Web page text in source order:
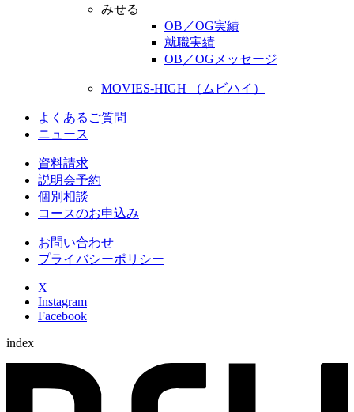
みせる
OB／OG実績
就職実績
OB／OGメッセージ
MOVIES-HIGH （ムビハイ）
よくあるご質問
ニュース
資料請求
説明会予約
個別相談
コースのお申込み
お問い合わせ
プライバシーポリシー
X
Instagram
Facebook
index